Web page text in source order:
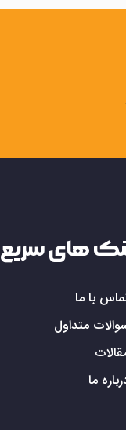
های سریع
با ما
متداول
ما